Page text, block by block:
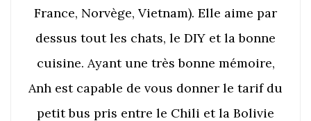
France, Norvège, Vietnam). Elle aime par
dessus tout les chats, le DIY et la bonne
cuisine. Ayant une très bonne mémoire,
Anh est capable de vous donner le tarif du
petit bus pris entre le Chili et la Bolivie